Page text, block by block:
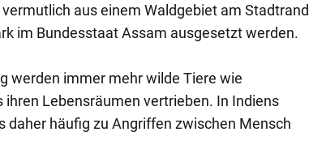
aus einem Waldgebiet am Stadtrand
im Bundesstaat Assam ausgesetzt werden.
werden immer mehr wilde Tiere wie
ihren Lebensräumen vertrieben. In Indiens
daher häufig zu Angriffen zwischen Mensch